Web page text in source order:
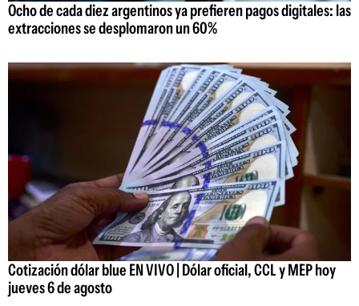
Ocho de cada diez argentinos ya prefieren pagos digitales: las
extracciones se desplomaron un 60%
Cotización dólar blue EN VIVO | Dólar oficial, CCL y MEP hoy
jueves 6 de agosto